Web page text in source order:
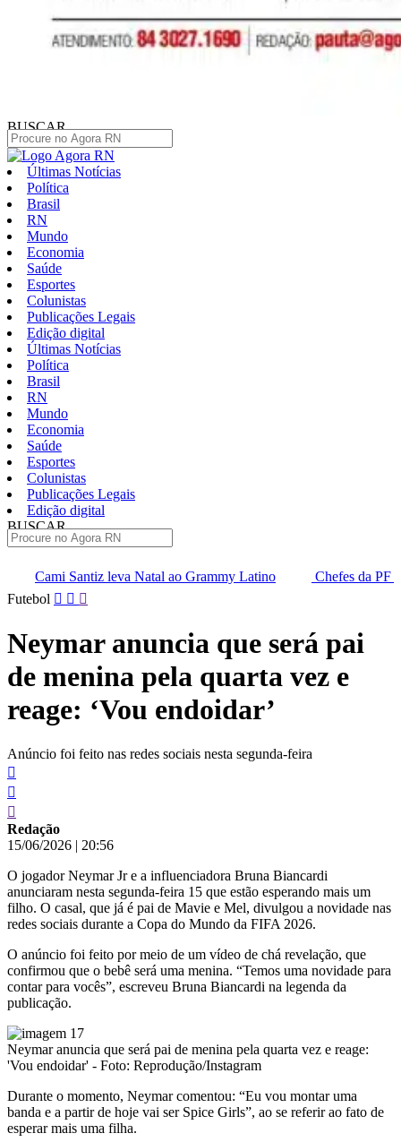
BUSCAR
Últimas Notícias
Política
Brasil
RN
Mundo
Economia
Saúde
Esportes
Colunistas
Publicações Legais
Edição digital
Últimas Notícias
Política
Brasil
RN
Mundo
Economia
Saúde
Esportes
Colunistas
Publicações Legais
Edição digital
BUSCAR
Natal ao Grammy Latino
Chefes da PF saem em defesa de
Pular
conteúdo
Futebol
Neymar anuncia que será pai
de menina pela quarta vez e
reage: ‘Vou endoidar’
Anúncio foi feito nas redes sociais nesta segunda-feira
Redação
15/06/2026 | 20:56
O jogador Neymar Jr e a influenciadora Bruna Biancardi
anunciaram nesta segunda-feira 15 que estão esperando mais um
filho. O casal, que já é pai de Mavie e Mel, divulgou a novidade nas
redes sociais durante a Copa do Mundo da FIFA 2026.
O anúncio foi feito por meio de um vídeo de chá revelação, que
confirmou que o bebê será uma menina. “Temos uma novidade para
contar para vocês”, escreveu Bruna Biancardi na legenda da
publicação.
Neymar anuncia que será pai de menina pela quarta vez e reage:
'Vou endoidar' - Foto: Reprodução/Instagram
Durante o momento, Neymar comentou: “Eu vou montar uma
banda e a partir de hoje vai ser Spice Girls”, ao se referir ao fato de
esperar mais uma filha.